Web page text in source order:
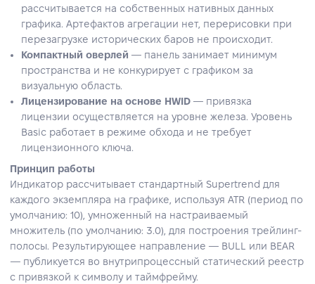
рассчитывается на собственных нативных данных
графика. Артефактов агрегации нет, перерисовки при
перезагрузке исторических баров не происходит.
Компактный оверлей — панель занимает минимум
пространства и не конкурирует с графиком за
визуальную область.
Лицензирование на основе HWID — привязка
лицензии осуществляется на уровне железа. Уровень
Basic работает в режиме обхода и не требует
лицензионного ключа.
Принцип работы
Индикатор рассчитывает стандартный Supertrend для
каждого экземпляра на графике, используя ATR (период по
умолчанию: 10), умноженный на настраиваемый
множитель (по умолчанию: 3.0), для построения трейлинг-
полосы. Результирующее направление — BULL или BEAR
— публикуется во внутрипроцессный статический реестр
с привязкой к символу и таймфрейму.